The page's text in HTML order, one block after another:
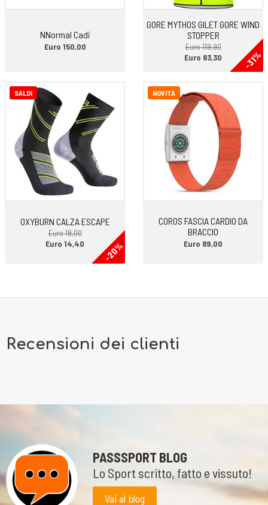
NNormal Cadi
Euro 150,00
GORE MYTHOS GILET GORE WIND
STOPPER
Euro 119,90
-31%
Euro 83,30
SALDI
OXYBURN CALZA ESCAPE
Euro 18,00
-20%
Euro 14,40
NOVITÀ
COROS FASCIA CARDIO DA
BRACCIO
Euro 89,00
Recensioni dei clienti
PASSSPORT BLOG
Lo Sport scritto, fatto e vissuto!
Vai al blog